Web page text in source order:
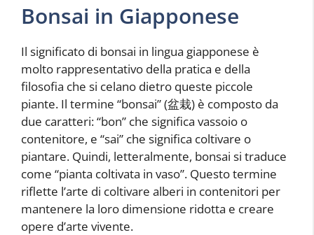
Bonsai in Giapponese
Il significato di bonsai in lingua giapponese è
molto rappresentativo della pratica e della
filosofia che si celano dietro queste piccole
piante. Il termine “bonsai” (盆栽) è composto da
due caratteri: “bon” che significa vassoio o
contenitore, e “sai” che significa coltivare o
piantare. Quindi, letteralmente, bonsai si traduce
come “pianta coltivata in vaso”. Questo termine
riflette l’arte di coltivare alberi in contenitori per
mantenere la loro dimensione ridotta e creare
opere d’arte vivente.